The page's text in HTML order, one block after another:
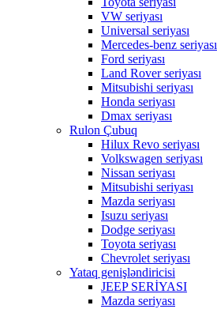
VW seriyası
Universal seriyası
Mercedes-benz seriyası
Ford seriyası
Land Rover seriyası
Mitsubishi seriyası
Honda seriyası
Dmax seriyası
Rulon Çubuq
Hilux Revo seriyası
Volkswagen seriyası
Nissan seriyası
Mitsubishi seriyası
Mazda seriyası
Isuzu seriyası
Dodge seriyası
Toyota seriyası
Chevrolet seriyası
Yataq genişləndiricisi
JEEP SERİYASI
Mazda seriyası